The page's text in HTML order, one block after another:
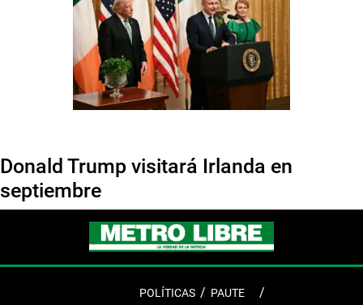
Donald Trump visitará Irlanda en
septiembre
POLÍTICAS
PAUTE